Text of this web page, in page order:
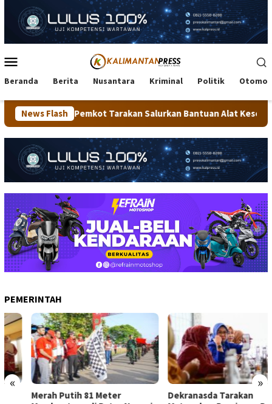
konten
Mobile
Beranda Berita Nusantara Kriminal Politik
News Flash
Tarakan Salurkan Bantuan Alat Kesehatan dan Dorong
PEMERINTAH
« »
Merah Putih 81 Meter
Dekranasda Tarakan